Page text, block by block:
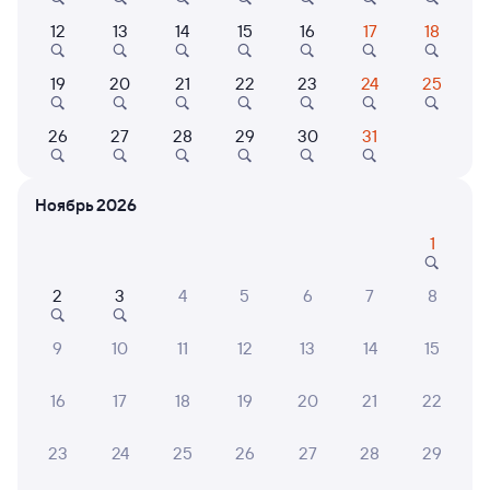
Плацкарт
от 7 ⁠902 ⁠₽
Купе
8 ⁠499 ⁠₽
Выберите дату
203Н Проходящий
из Томска-2
Ртищево-1
Ртищево
в Анапу
21:18
Дни следования ближайшие: 6, 8, 10 августа Маршрут
от 10 ⁠002 ⁠₽ 11 ⁠645 ⁠₽
Выберите дату
12 13 14 15 16 17 18
19 20 21 22 23 24 25
26 27 28 29 30 31
Ноябрь 2026
1
2 3 4 5 6 7 8
9 10 11 12 13 14 15
16 17 18 19 20 21 22
23 24 25 26 27 28 29